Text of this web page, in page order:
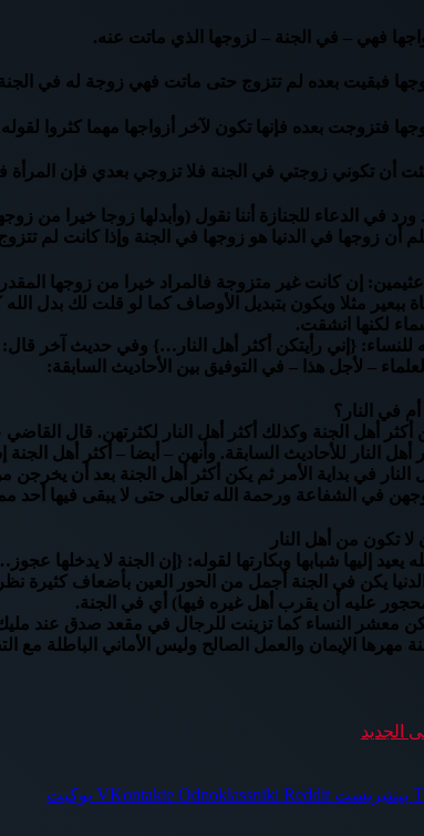
فهي – في الجنة – لزوجها الذي ماتت عنه.
فبقيت بعده لم تتزوج حتى ماتت فهي زوجة له في
فتزوجت بعده فإنها تكون لآخر أزواجها مهما كثروا
أن تكوني زوجتي في الجنة فلا تزوجي بعدي فإن المرأة
في الدعاء للجنازة أننا نقول (وأبدلها زوجا خيرا من
أن زوجها في الدنيا هو زوجها في الجنة وإذا كانت لم
إن كانت غير متزوجة فالمراد خيرا من زوجها
لكنها انشقت.
للنساء: {إني رأيتكن أكثر أهل النار…} وفي حديث آخر
– لأجل هذا – في التوفيق بين الأحاديث السابقة:
في النار؟
أهل الجنة وكذلك أكثر أهل النار لكثرتهن. قال
النار للأحاديث السابقة. وأنهن – أيضا – أكثر أهل
في بداية الأمر ثم يكن أكثر أهل الجنة بعد أن
في الشفاعة ورحمة الله تعالى حتى لا يبقى فيها أحد
تكون من أهل النار
يعيد إليها شبابها وبكارتها لقوله: {إن الجنة لا يدخلها
يكن في الجنة أجمل من الحور العين بأضعاف كثيرة نظرا
عليه أن يقرب أهل غيره فيها) أي في الجنة.
معشر النساء كما تزينت للرجال في مقعد صدق عند مليك
مهرها الإيمان والعمل الصالح وليس الأماني
الجديد
بينتيريست Odnoklassniki
بوكيت